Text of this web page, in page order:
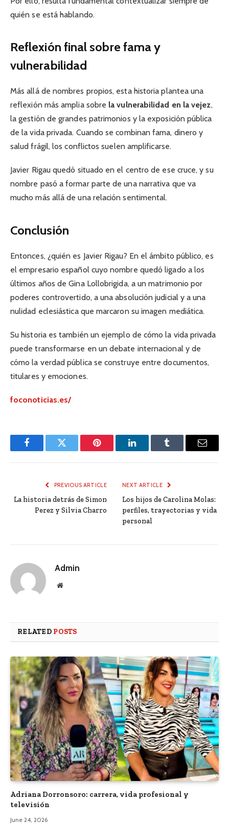
quién se está hablando.
Reflexión final sobre fama y
vulnerabilidad
Más allá de nombres propios, esta historia plantea una
reflexión más amplia sobre la vulnerabilidad en la vejez,
la gestión de grandes patrimonios y la exposición pública
de la vida privada. Cuando se combinan fama, dinero y
salud frágil, los conflictos suelen amplificarse.
Javier Rigau quedó situado en el centro de ese cruce, y su
nombre pasó a formar parte de una narrativa que va
mucho más allá de una relación sentimental.
Conclusión
Entonces, ¿quién es Javier Rigau? En el ámbito público, es
el empresario español cuyo nombre quedó ligado a los
últimos años de Gina Lollobrigida, a un matrimonio por
poderes controvertido, a una absolución judicial y a una
nulidad eclesiástica que marcaron su imagen mediática.
Su historia es también un ejemplo de cómo la vida privada
puede transformarse en un debate internacional y de
cómo la verdad pública se construye entre documentos,
titulares y emociones.
foconoticias.es/
FacebookTwitter Pinterest LinkedInTumblr Email
PREVIOUS ARTICLE
La historia detrás de Simon
Perez y Silvia Charro
NEXT ARTICLE
Los hijos de Carolina Molas:
perfiles, trayectorias y vida
personal
Admin
Website
RELATED POSTS
Adriana Dorronsoro: carrera, vida profesional y
televisión
June 24, 2026